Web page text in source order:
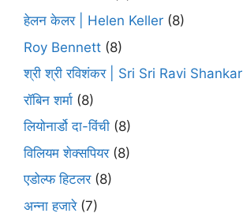
हेलन केलर | Helen Keller (8)
Roy Bennett (8)
श्री श्री रविशंकर | Sri Sri Ravi Shankar
रॉबिन शर्मा (8)
लियोनार्डो दा-विंची (8)
विलियम शेक्सपियर(8)
एडोल्फ हिटलर(8)
अन्ना हजारे(7)